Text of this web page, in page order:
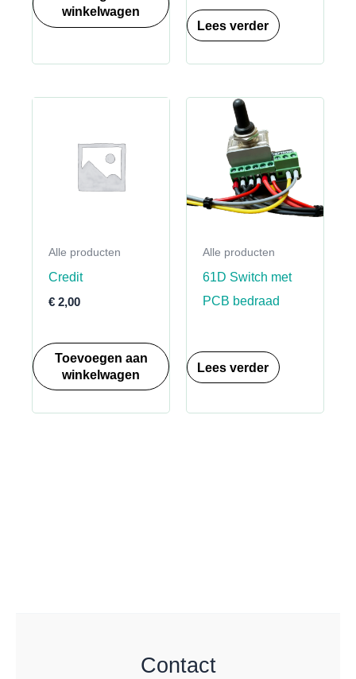
winkelwagen
Lees verder
Alle producten
Credit
€2,00
Toevoegen aan
winkelwagen
Alle producten
61D Switch met
PCB bedraad
Lees verder
Contact